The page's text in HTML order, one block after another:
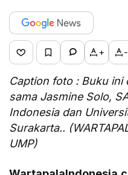
+ -
Caption foto : Buku ini
sama Jasmine Solo,
Indonesia dan
Surakarta..
UMP)